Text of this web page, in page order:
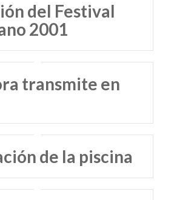
del Festival
2001
transmite en
de la piscina